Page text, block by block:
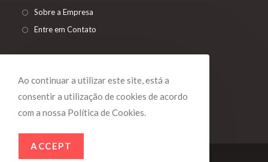
Sobre a Empresa
Entre em Contato
Ao continuar a utilizar este site, está a
consentir a utilização de cookies de acordo
com a nossa Política de Cookies.
ACCEPT